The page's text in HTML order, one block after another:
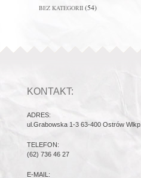
BEZ KATEGORII(54)
KONTAKT:
ADRES:
ul.Grabowska 1-3 63-400 Ostrów Wlkp.
TELEFON:
(62) 736 46 27
E-MAIL: